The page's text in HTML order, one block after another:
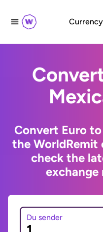
Convert Euro
the WorldRemit
check the
exchange
Du sender